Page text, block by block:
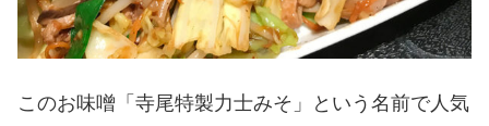
このお味噌「寺尾特製力士みそ」という名前で人気